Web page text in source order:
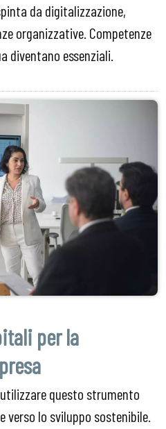
da digitalizzazione,
organizzative. Competenze
diventano essenziali.
per la
questo strumento
verso lo sviluppo sostenibile.